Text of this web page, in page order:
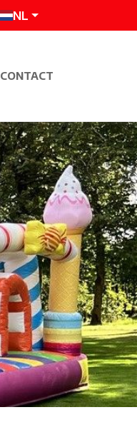
NL
CONTACT